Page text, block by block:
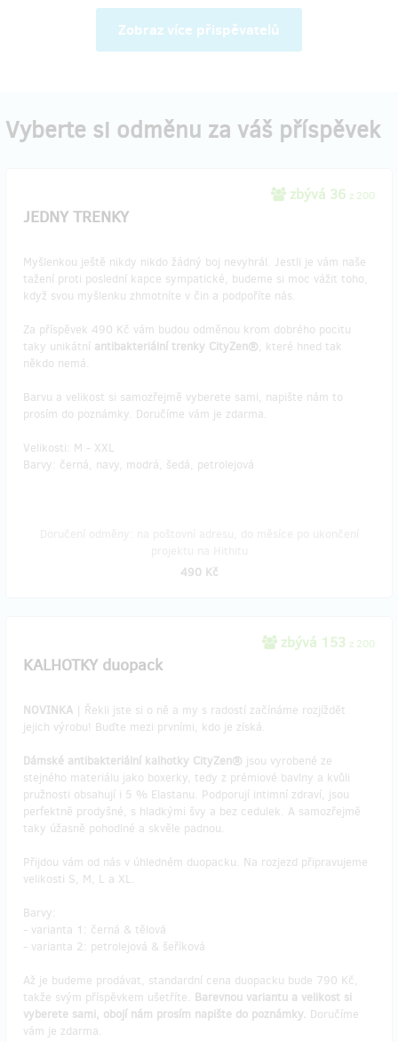
Zobraz více přispěvatelů
Vyberte si odměnu za váš příspěvek
zbývá 36 z 200
JEDNY TRENKY
Myšlenkou ještě nikdy nikdo žádný boj nevyhrál. Jestli je vám naše
tažení proti poslední kapce sympatické, budeme si moc vážit toho,
když svou myšlenku zhmotníte v čin a podpoříte nás.
Za příspěvek 490 Kč vám budou odměnou krom dobrého pocitu
taky unikátní antibakteriální trenky CityZen®, které hned tak
někdo nemá.
Barvu a velikost si samozřejmě vyberete sami, napište nám to
prosím do poznámky. Doručíme vám je zdarma.
Velikosti: M - XXL
Barvy: černá, navy, modrá, šedá, petrolejová
490 Kč
zbývá 153 z 200
KALHOTKY duopack
NOVINKA | Řekli jste si o ně a my s radostí začínáme rozjíždět
jejich výrobu! Buďte mezi prvními, kdo je získá.
Dámské antibakteriální kalhotky CityZen® jsou vyrobené ze
stejného materiálu jako boxerky, tedy z prémiové bavlny a kvůli
pružnosti obsahují i 5 % Elastanu. Podporují intimní zdraví, jsou
perfektně prodyšné, s hladkými švy a bez cedulek. A samozřejmě
taky úžasně pohodlné a skvěle padnou.
Přijdou vám od nás v úhledném duopacku. Na rozjezd připravujeme
velikosti S, M, L a XL.
Barvy:
- varianta 1: černá & tělová
- varianta 2: petrolejová & šeříková
Až je budeme prodávat, standardní cena duopacku bude 790 Kč,
takže svým příspěvkem ušetříte. Barevnou variantu a velikost si
vyberete sami, obojí nám prosím napište do poznámky. Doručíme
vám je zdarma.